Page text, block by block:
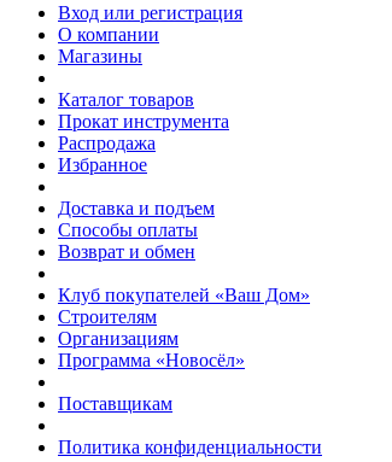
Вход или регистрация
О компании
Магазины
Каталог товаров
Прокат инструмента
Распродажа
Избранное
Доставка и подъем
Способы оплаты
Возврат и обмен
Клуб покупателей «Ваш Дом»
Строителям
Организациям
Программа «Новосёл»
Поставщикам
Политика конфиденциальности